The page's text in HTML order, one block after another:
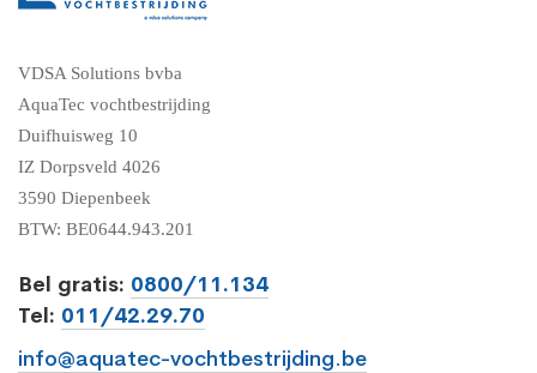
VDSA Solutions bvba
AquaTec vochtbestrijding
Duifhuisweg 10
IZ Dorpsveld 4026
3590 Diepenbeek
BTW: BE0644.943.201
Bel gratis: 0800/11.134
Tel: 011/42.29.70
info@aquatec-vochtbestrijding.be